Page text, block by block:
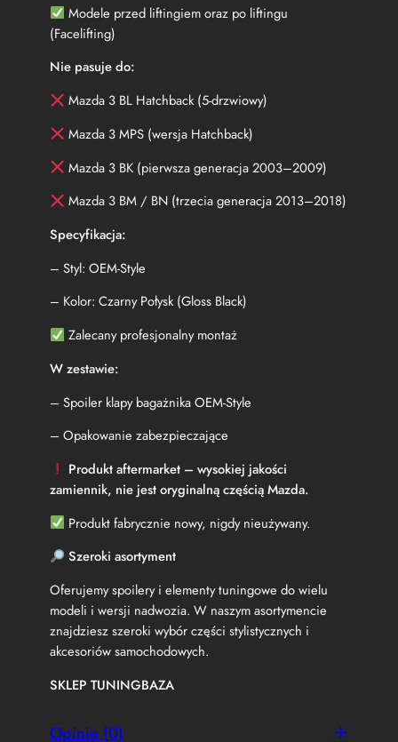
(
B
)
e
a
(
2
0
0
9
3
O
M
S
l
C
a
r
n
y
P
o
y
k
Modele przed liftingiem oraz po liftingu
(Facelifting)
Nie pasuje do:
Mazda 3 BL Hatchback (5-drzwiowy)
Mazda 3 MPS (wersja Hatchback)
Mazda 3 BK (pierwsza generacja 2003–2009)
Mazda 3 BM / BN (trzecia generacja 2013–2018)
Specyfikacja:
– Styl: OEM-Style
– Kolor: Czarny Połysk (Gloss Black)
Zalecany profesjonalny montaż
W zestawie:
– Spoiler klapy bagażnika OEM-Style
– Opakowanie zabezpieczające
Produkt aftermarket – wysokiej jakości
zamiennik, nie jest oryginalną częścią Mazda.
Produkt fabrycznie nowy, nigdy nieużywany.
Szeroki asortyment
Oferujemy spoilery i elementy tuningowe do wielu
modeli i wersji nadwozia. W naszym asortymencie
znajdziesz szeroki wybór części stylistycznych i
akcesoriów samochodowych.
SKLEP TUNINGBAZA
Opinie (0)